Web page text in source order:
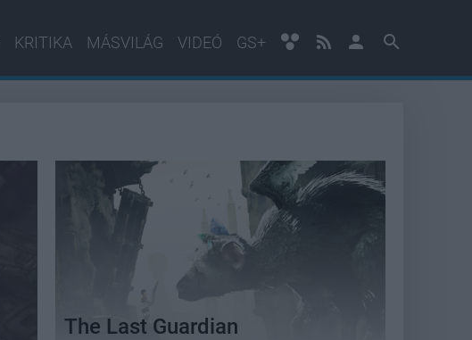
KRITIKA MÁSVILÁG VIDEÓ GS+
The Last Guardian